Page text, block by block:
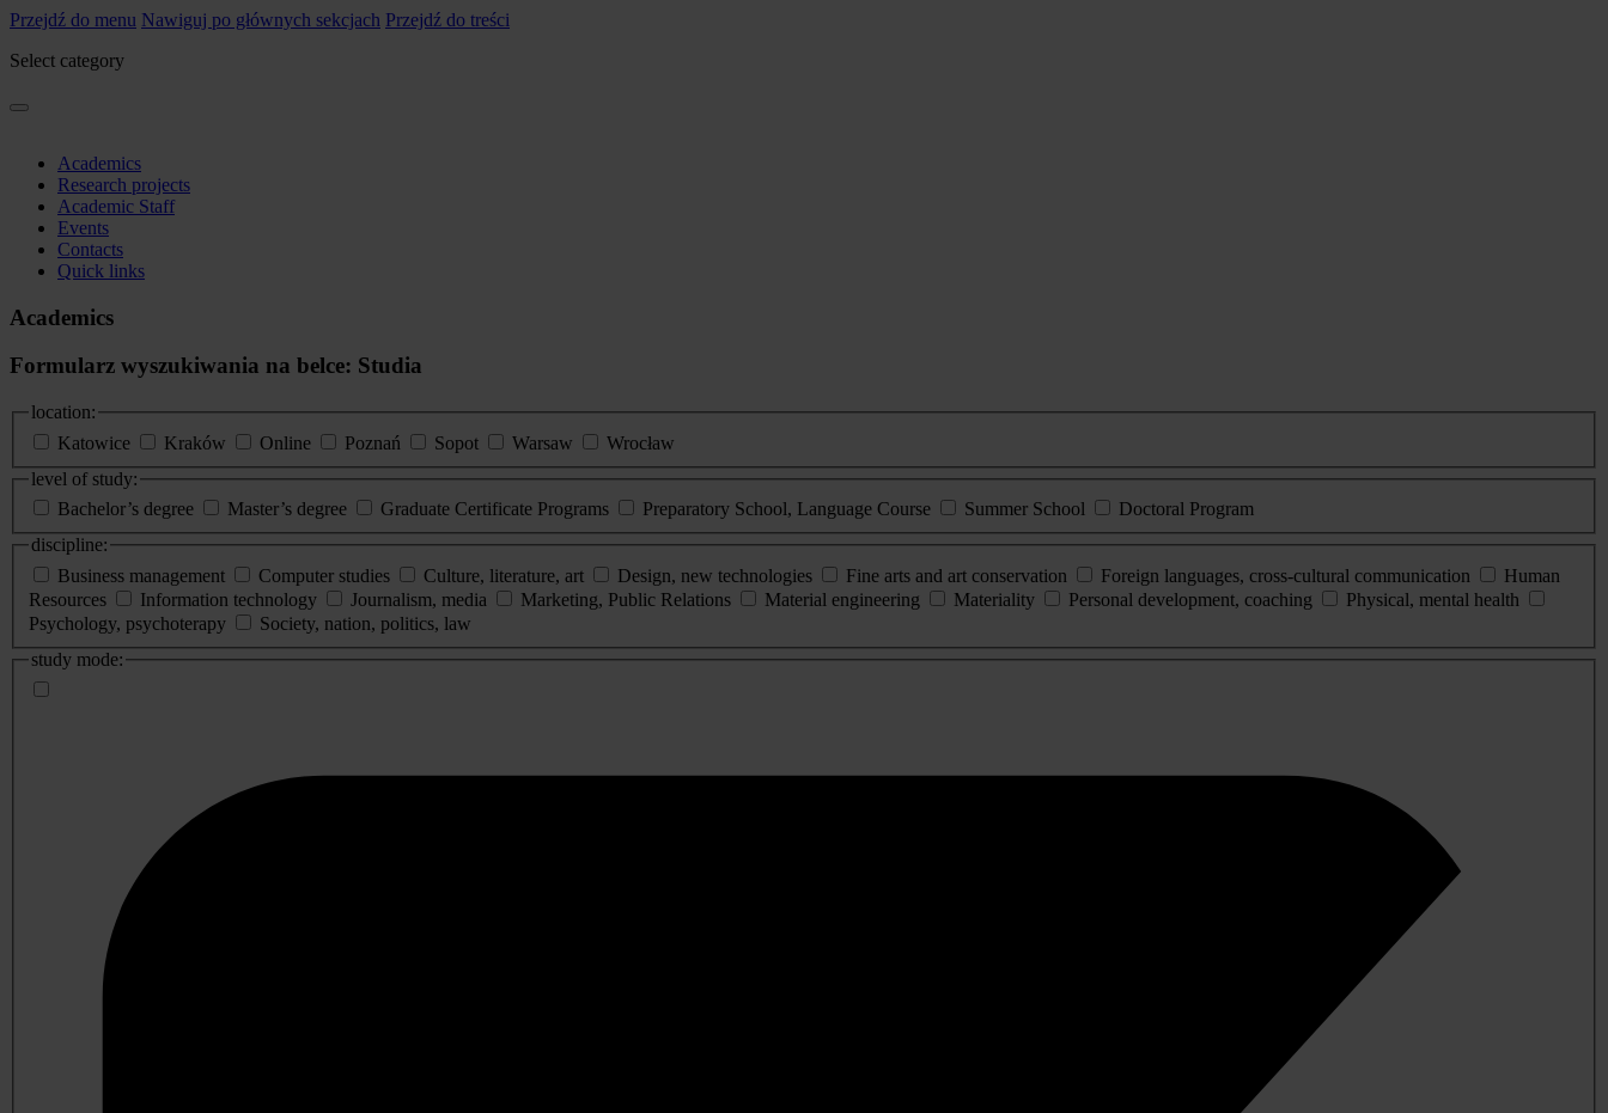
Przejdź do menu Nawiguj po głównych sekcjach Przejdź do treści
Select category
Academics
Research projects
Academic Staff
Events
Contacts
Quick links
Academics
Formularz wyszukiwania na belce: Studia
location:
Katowice
Kraków Online Poznań Sopot Warsaw
Wrocław
level of study:
Bachelor’s degree
Master’s degree Graduate Certificate Programs Preparatory School, Language Course Summer School
Doctoral Program
discipline:
Business management
Computer studies Culture, literature, art Design, new technologies Fine arts and art conservation Foreign languages, cross-cultural communication
Human
Resources
Information technology Journalism, media Marketing, Public Relations Material engineering Materiality Personal development, coaching
Physical, mental health
Psychology, psychoterapy
Society, nation, politics, law
study mode: